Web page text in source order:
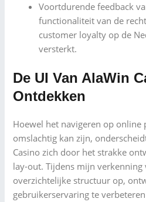
Voortdurende feedback
functionaliteit van de
customer loyalty op de
versterkt.
De UI Van AlaWin
Ontdekken
Hoewel het navigeren op online
omslachtig kan zijn,
Casino zich door het strakke
lay-out. Tijdens mijn verkenning
overzichtelijke structuur op,
gebruikerservaring te